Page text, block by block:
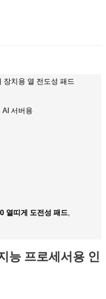
장치용 열 전도성 패드
AI 서버용
열띠게 도전성 패드,
능 프로세서용 인